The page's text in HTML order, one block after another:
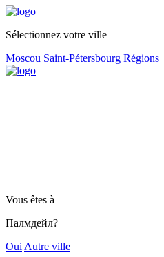
Sélectionnez votre ville
Moscou Saint-Pétersbourg Régions
Vous êtes à
Палмдейл?
Oui Autre ville